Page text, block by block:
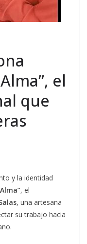
el
que
y la identidad
, el
, una artesana
su trabajo hacia